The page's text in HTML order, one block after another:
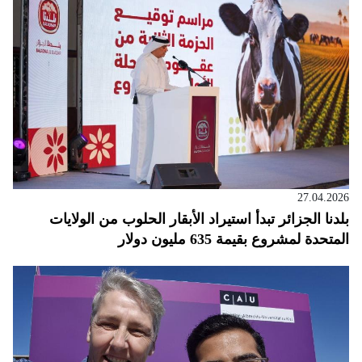
27.04.2026
بلدنا الجزائر تبدأ استيراد الأبقار الحلوب من الولايات
المتحدة لمشروع بقيمة 635 مليون دولار